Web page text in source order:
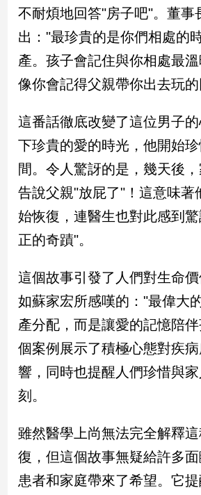
新
冠
病
專
區
南
台
灣
觀
南
台
觀
點
娛
樂
娛
聞
流
行/
時
不耐煩地回答"房子吧"。董事
出："最珍貴的是你們相處的
產。孩子會記住與你相處最
像你會記得父親帶你出去玩
這番話徹底改變了這位男子
下珍貴的愛的時光，他開始
間。令人驚訝的是，幾天後
告說父親"放屁了"！這意味著
始恢復，連醫生也對此感到
正的奇蹟"。
這個故事引發了人們對生命
如蘇家宏所感嘆的："最偉大
產分配，而是讓愛的記憶陪
個案例展示了積極心態對疾
響，同時也提醒人們珍惜與
刻。
雖然醫學上尚無法完全解釋
復，但這個故事無疑給許多
患者和家庭帶來了希望。它